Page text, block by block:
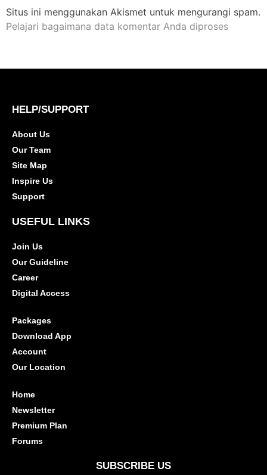
Situs ini menggunakan Akismet untuk mengurangi spam.
Pelajari bagaimana data komentar Anda diproses
HELP/SUPPORT
About Us
Our Team
Site Map
Inspire Us
Support
USEFUL LINKS
Join Us
Our Guideline
Career
Digital Access
Packages
Download App
Account
Our Location
Home
Newsletter
Premium Plan
Forums
SUBSCRIBE US